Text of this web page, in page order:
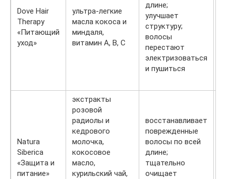
Dove Hair
Therapy
«Питающий
уход»
ультра-легкие
масла кокоса и
миндаля,
витамин А, В, С
длине;
улучшает
структуру;
волосы
перестают
электризоваться
и пушиться
Natura
Siberica
«Защита и
питание»
экстракты
розовой
радиолы и
кедрового
молочка,
кокосовое
масло,
курильский чай,
восстанавливает
поврежденные
волосы по всей
длине;
тщательно
очищает